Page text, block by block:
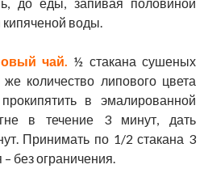
до еды, запивая половиной
кипяченой воды.
чай. ½ стакана сушеных
количество липового цвета
в эмалированной
в течение 3 минут, дать
Принимать по 1/2 стакана 3
– без ограничения.